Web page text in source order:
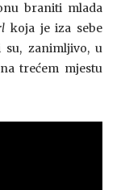
braniti mlada
koja je iza sebe
su, zanimljivo, u
trećem mjestu